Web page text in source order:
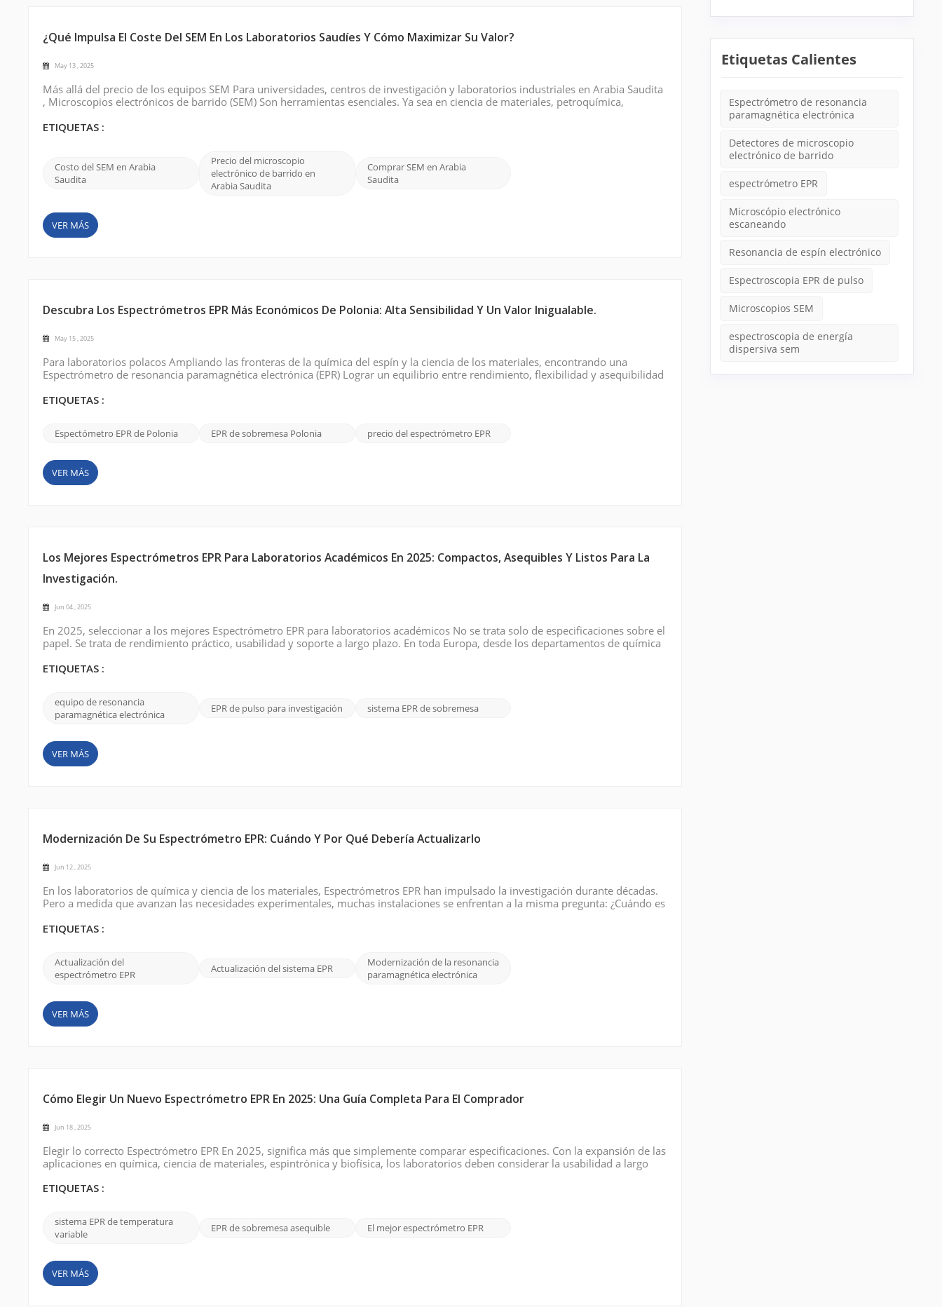
¿Qué Impulsa El Coste Del SEM En Los Laboratorios Saudíes Y Cómo Maximizar Su Valor?
May 13 , 2025
Más allá del precio de los equipos SEM Para universidades, centros de investigación y laboratorios industriales en Arabia Saudita
, Microscopios electrónicos de barrido (SEM) Son herramientas esenciales. Ya sea en ciencia de materiales, petroquímica,
resolución necesaria pa...
ETIQUETAS :
Costo del SEM en Arabia
Saudita
Precio del microscopio
electrónico de barrido en
Arabia Saudita
Comprar SEM en Arabia
Saudita
VER MÁS
Descubra Los Espectrómetros EPR Más Económicos De Polonia: Alta Sensibilidad Y Un Valor Inigualable.
May 15 , 2025
Para laboratorios polacos Ampliando las fronteras de la química del espín y la ciencia de los materiales, encontrando una
Espectrómetro de resonancia paramagnética electrónica (EPR) Lograr un equilibrio entre rendimiento, flexibilidad y asequibilidad
es donde interviene CIQTEK: ...
ETIQUETAS :
Espectómetro EPR de Polonia EPR de sobremesa Polonia precio del espectrómetro EPR
VER MÁS
Los Mejores Espectrómetros EPR Para Laboratorios Académicos En 2025: Compactos, Asequibles Y Listos Para La
Investigación.
Jun 04 , 2025
En 2025, seleccionar a los mejores Espectrómetro EPR para laboratorios académicos No se trata solo de especificaciones sobre el
papel. Se trata de rendimiento práctico, usabilidad y soporte a largo plazo. En toda Europa, desde los departamentos de química
resonancia paramagn...
ETIQUETAS :
equipo de resonancia
paramagnética electrónica
EPR de pulso para investigación sistema EPR de sobremesa
VER MÁS
Modernización De Su Espectrómetro EPR: Cuándo Y Por Qué Debería Actualizarlo
Jun 12 , 2025
En los laboratorios de química y ciencia de los materiales, Espectrómetros EPR han impulsado la investigación durante décadas.
Pero a medida que avanzan las necesidades experimentales, muchas instalaciones se enfrentan a la misma pregunta: ¿Cuándo es
una modernización específ...
ETIQUETAS :
Actualización del
espectrómetro EPR
Actualización del sistema EPR
Modernización de la resonancia
paramagnética electrónica
VER MÁS
Cómo Elegir Un Nuevo Espectrómetro EPR En 2025: Una Guía Completa Para El Comprador
Jun 18 , 2025
Elegir lo correcto Espectrómetro EPR En 2025, significa más que simplemente comparar especificaciones. Con la expansión de las
aplicaciones en química, ciencia de materiales, espintrónica y biofísica, los laboratorios deben considerar la usabilidad a largo
antigua o Equipan...
ETIQUETAS :
sistema EPR de temperatura
variable
EPR de sobremesa asequible El mejor espectrómetro EPR
VER MÁS
Etiquetas Calientes
Espectrómetro de resonancia
paramagnética electrónica
Detectores de microscopio
electrónico de barrido
espectrómetro EPR
Microscópio electrónico
escaneando
Resonancia de espín electrónico
Espectroscopia EPR de pulso
Microscopios SEM
espectroscopia de energía
dispersiva sem